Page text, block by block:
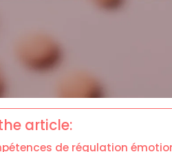
article:
de régulation